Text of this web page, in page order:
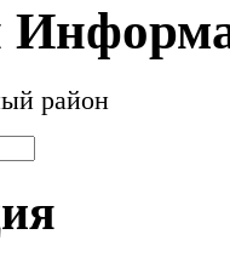
район